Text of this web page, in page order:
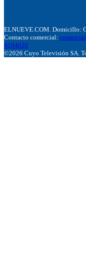
ELNUEVE.COM. Domicillo:
Contacto comercial:
4204020
©2026 Cuyo Televisión SA.